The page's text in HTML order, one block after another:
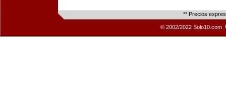
** Precios
© 2002/2022 Solo10.com